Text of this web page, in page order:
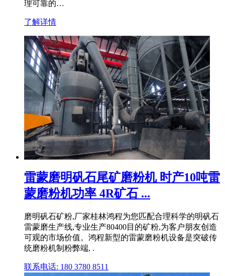
理可靠的…
了解详情
雷蒙磨明矾石尾矿磨粉机 时产10吨雷
蒙磨粉机功率 4R矿石 ...
磨明矾石矿粉,厂家桂林鸿程为您匹配合理科学的明矾石
雷蒙磨生产线,专业生产80400目的矿粉,为客户朋友创造
可观的市场价值。鸿程新型的雷蒙磨粉机设备是突破传
统磨粉机制粉弊端, .
联系电话: 180 3780 8511